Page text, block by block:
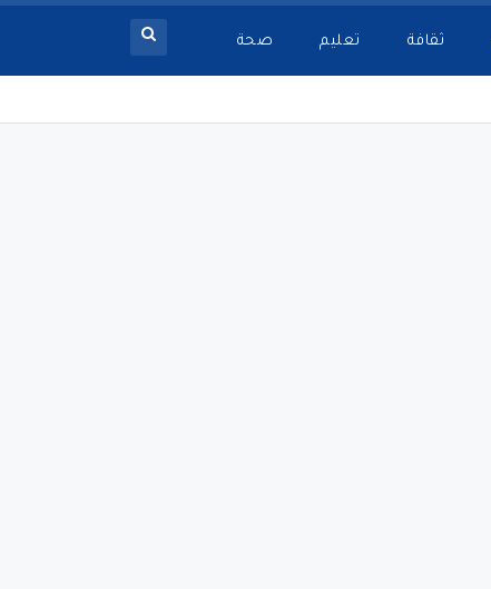
ثقافة تعليم صحة